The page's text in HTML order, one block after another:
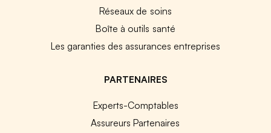
Réseaux de soins
Boîte à outils santé
Les garanties des assurances entreprises
PARTENAIRES
Experts-Comptables
Assureurs Partenaires